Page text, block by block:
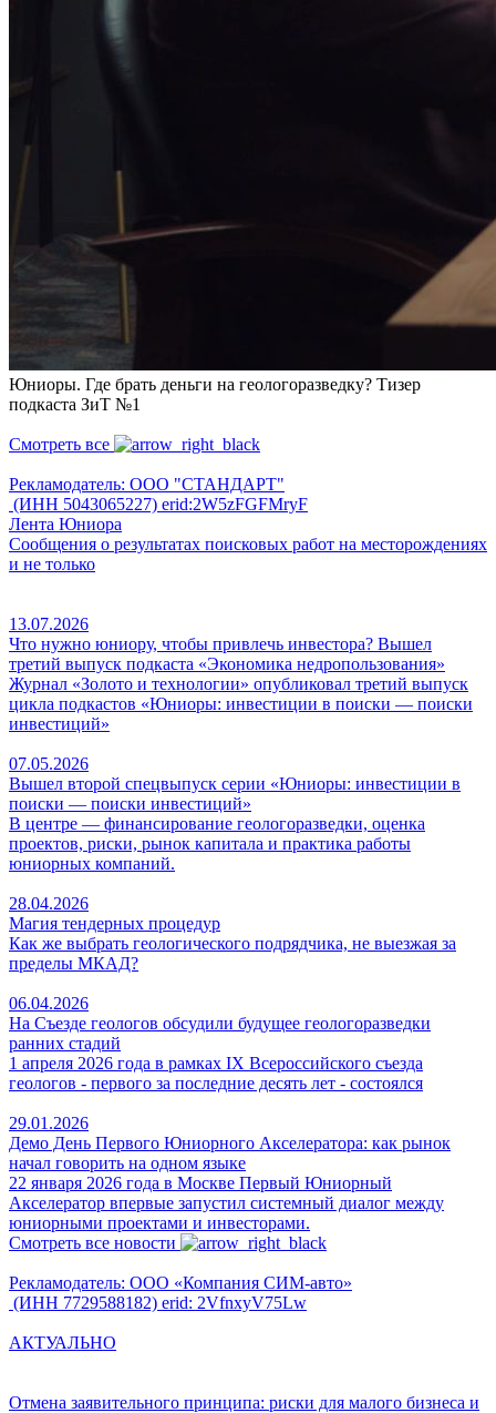
Юниоры. Где брать деньги на геологоразведку? Тизер
подкаста ЗиТ №1
Смотреть все
Рекламодатель: ООО "СТАНДАРТ"
(ИНН 5043065227) erid:2W5zFGFMryF
Лента Юниора
Сообщения о результатах поисковых работ на месторождениях
и не только
13.07.2026
Что нужно юниору, чтобы привлечь инвестора? Вышел
третий выпуск подкаста «Экономика недропользования»
Журнал «Золото и технологии» опубликовал третий выпуск
цикла подкастов «Юниоры: инвестиции в поиски — поиски
инвестиций»
07.05.2026
Вышел второй спецвыпуск серии «Юниоры: инвестиции в
поиски — поиски инвестиций»
В центре — финансирование геологоразведки, оценка
проектов, риски, рынок капитала и практика работы
юниорных компаний.
28.04.2026
Магия тендерных процедур
Как же выбрать геологического подрядчика, не выезжая за
пределы МКАД?
06.04.2026
На Съезде геологов обсудили будущее геологоразведки
ранних стадий
1 апреля 2026 года в рамках IX Всероссийского съезда
геологов - первого за последние десять лет - состоялся
29.01.2026
Демо День Первого Юниорного Акселератора: как рынок
начал говорить на одном языке
22 января 2026 года в Москве Первый Юниорный
Акселератор впервые запустил системный диалог между
юниорными проектами и инвесторами.
Смотреть все новости
Рекламодатель: ООО «Компания СИМ-авто»
(ИНН 7729588182) erid: 2VfnxyV75Lw
АКТУАЛЬНО
Отмена заявительного принципа: риски для малого бизнеса и